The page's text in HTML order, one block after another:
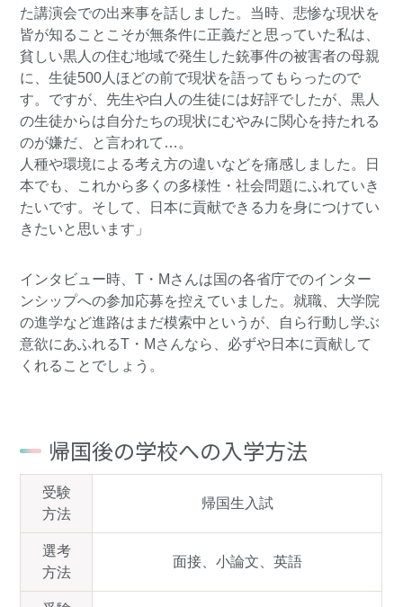
た講演会での出来事を話しました。当時、悲惨な現状を
皆が知ることこそが無条件に正義だと思っていた私は、
貧しい黒人の住む地域で発生した銃事件の被害者の母親
に、生徒500人ほどの前で現状を語ってもらったので
す。ですが、先生や白人の生徒には好評でしたが、黒人
の生徒からは自分たちの現状にむやみに関心を持たれる
のが嫌だ、と言われて…。
人種や環境による考え方の違いなどを痛感しました。日
本でも、これから多くの多様性・社会問題にふれていき
たいです。そして、日本に貢献できる力を身につけてい
きたいと思います」
インタビュー時、T・Mさんは国の各省庁でのインター
ンシップへの参加応募を控えていました。就職、大学院
の進学など進路はまだ模索中というが、自ら行動し学ぶ
意欲にあふれるT・Mさんなら、必ずや日本に貢献して
くれることでしょう。
帰国後の学校への入学方法
受験
方法
帰国生入試
選考
方法
面接、小論文、英語